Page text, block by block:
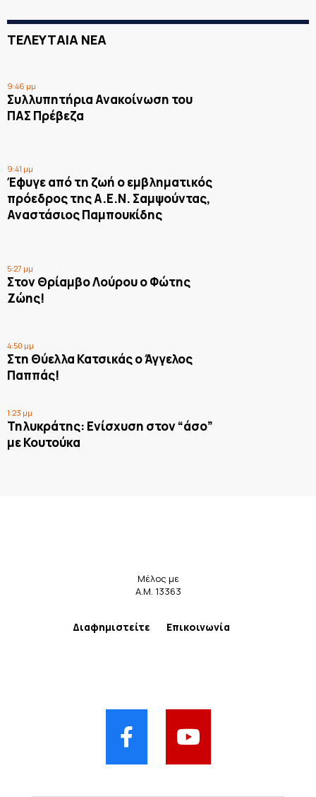
ΤΕΛΕΥΤΑΙΑ ΝΕΑ
9:46 μμ
Συλλυπητήρια Ανακοίνωση του
ΠΑΣ Πρέβεζα
9:41 μμ
Έφυγε από τη ζωή ο εμβληματικός
πρόεδρος της Α.Ε.Ν. Σαμψούντας,
Αναστάσιος Παμπουκίδης
5:27 μμ
Στον Θρίαμβο Λούρου ο Φώτης
Ζώης!
4:50 μμ
Στη Θύελλα Κατσικάς ο Άγγελος
Παππάς!
1:23 μμ
Τηλυκράτης: Ενίσχυση στον “άσο”
με Κουτούκα
Μέλος με
Α.Μ. 13363
Διαφημιστείτε Επικοινωνία